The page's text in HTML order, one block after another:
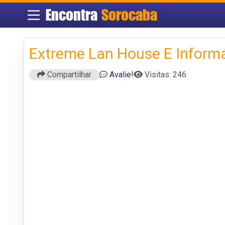
Encontra Sorocaba
Extreme Lan House E
Compartilhar Avalie! Visitas: 246